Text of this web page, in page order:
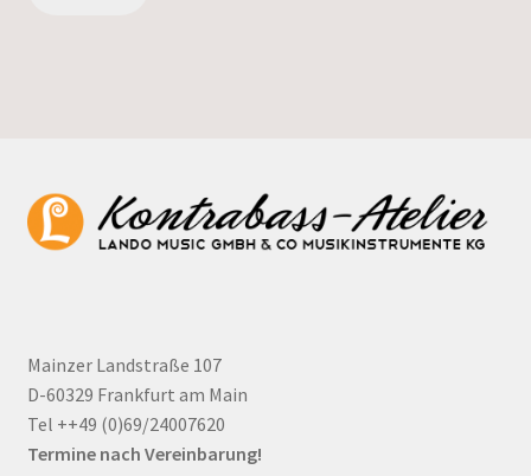
Mainzer Landstraße 107
D-60329 Frankfurt am Main
Tel ++49 (0)69/24007620
Termine nach Vereinbarung!